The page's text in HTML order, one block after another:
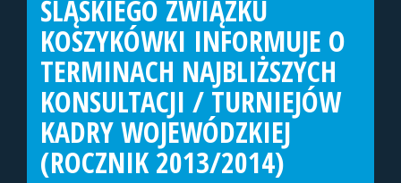
ŚLĄSKIEGO ZWIĄZKU
KOSZYKÓWKI INFORMUJE O
TERMINACH NAJBLIŻSZYCH
KONSULTACJI / TURNIEJÓW
KADRY WOJEWÓDZKIEJ
(ROCZNIK 2013/2014)